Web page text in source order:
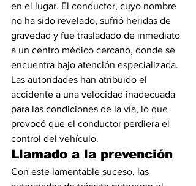
en el lugar. El conductor, cuyo nombre
no ha sido revelado, sufrió heridas de
gravedad y fue trasladado de inmediato
a un centro médico cercano, donde se
encuentra bajo atención especializada.
Las autoridades han atribuido el
accidente a una velocidad inadecuada
para las condiciones de la vía, lo que
provocó que el conductor perdiera el
control del vehículo.
Llamado a la prevención
Con este lamentable suceso, las